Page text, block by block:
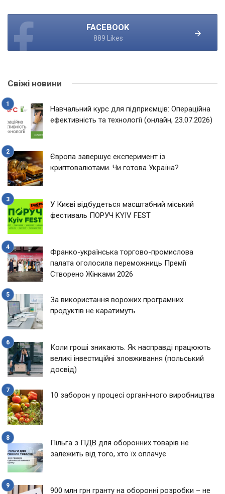
FACEBOOK
889 Likes
Свіжі новини
Навчальний курс для підприємців: Операційна
ефективність та технології (онлайн, 23.07.2026)
Європа завершує експеримент із
криптовалютами. Чи готова Україна?
У Києві відбудеться масштабний міський
фестиваль ПОРУЧ KYIV FEST
Франко-українська торгово-промислова
палата оголосила переможниць Премії
Створено Жінками 2026
За використання ворожих програмних
продуктів не каратимуть
Коли гроші зникають. Як насправді працюють
великі інвестиційні зловживання (польський
досвід)
10 заборон у процесі органічного виробництва
Пільга з ПДВ для оборонних товарів не
залежить від того, хто їх оплачує
900 млн грн гранту на оборонні розробки – не